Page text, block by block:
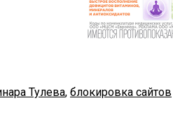
Тулева, блокировка сайтов